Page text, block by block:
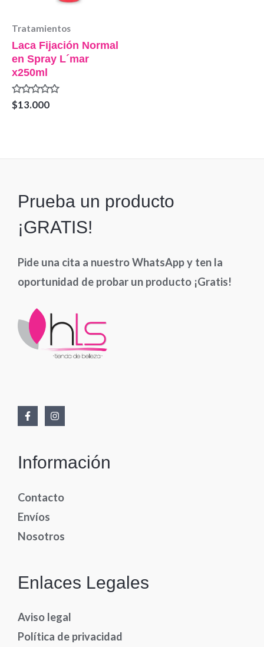
Tratamientos
Laca Fijación Normal
en Spray L´mar
x250ml
Valorado
en
$13.000
Prueba un producto
¡GRATIS!
Pide una cita a nuestro WhatsApp y ten la
oportunidad de probar un producto ¡Gratis!
Información
Contacto
Envíos
Nosotros
Enlaces Legales
Aviso legal
Política de privacidad